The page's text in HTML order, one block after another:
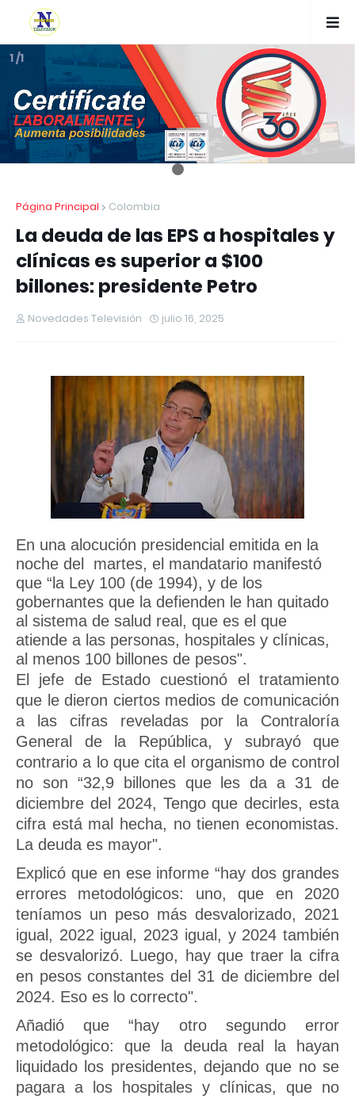
1 /1
Página Principal Colombia
La deuda de las EPS a hospitales y
clínicas es superior a $100
billones: presidente Petro
Novedades Televisión julio 16, 2025
En una alocución presidencial emitida en la
noche del martes, el mandatario manifestó
que “la Ley 100 (de 1994), y de los
gobernantes que la defienden le han quitado
al sistema de salud real, que es el que
atiende a las personas, hospitales y clínicas,
al menos 100 billones de pesos".
El jefe de Estado cuestionó el tratamiento
que le dieron ciertos medios de comunicación
a las cifras reveladas por la Contraloría
General de la República, y subrayó que
contrario a lo que cita el organismo de control
no son “32,9 billones que les da a 31 de
diciembre del 2024, Tengo que decirles, esta
cifra está mal hecha, no tienen economistas.
La deuda es mayor".
Explicó que en ese informe “hay dos grandes
errores metodológicos: uno, que en 2020
teníamos un peso más desvalorizado, 2021
igual, 2022 igual, 2023 igual, y 2024 también
se desvalorizó. Luego, hay que traer la cifra
en pesos constantes del 31 de diciembre del
2024. Eso es lo correcto".
Añadió que “hay otro segundo error
metodológico: que la deuda real la hayan
liquidado los presidentes, dejando que no se
pagara a los hospitales y clínicas, que no